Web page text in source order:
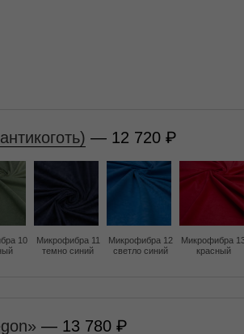
— 12 720
10
Микрофибра 11
темно синий
Микрофибра 12
светло синий
Микрофибра
красный
— 13 780